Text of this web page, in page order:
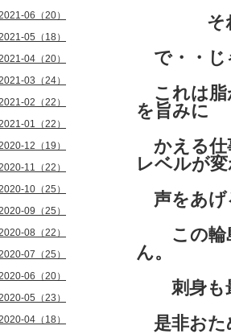
それく
で・・じ
これは脂
を旨みに
かえる仕
レベルが
声をあげ
この輪島
ん。
刺身も
是非おた
06（20）
05（18）
04（20）
03（24）
02（22）
01（22）
12（19）
11（22）
10（25）
09（25）
08（22）
07（25）
06（20）
05（23）
04（18）